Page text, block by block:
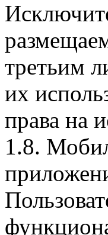
третьим
их
права на
1.8.